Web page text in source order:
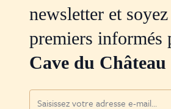
newsletter et
premiers informés
Cave du Château